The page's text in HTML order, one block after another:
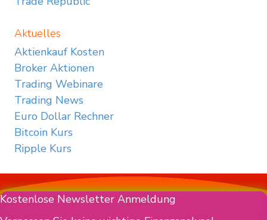
Aktuelles
Aktienkauf Kosten
Broker Aktionen
Trading Webinare
Trading News
Euro Dollar Rechner
Bitcoin Kurs
Ripple Kurs
Kostenlose Newsletter Anmeldung